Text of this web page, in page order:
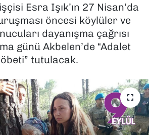
Esra Işık’ın 27 Nisan’da
öncesi köylüler ve
dayanışma çağrısı
günü Akbelen’de “Adalet
tutulacak.